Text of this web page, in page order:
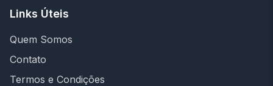
Links Úteis
Quem Somos
Contato
Termos e Condições